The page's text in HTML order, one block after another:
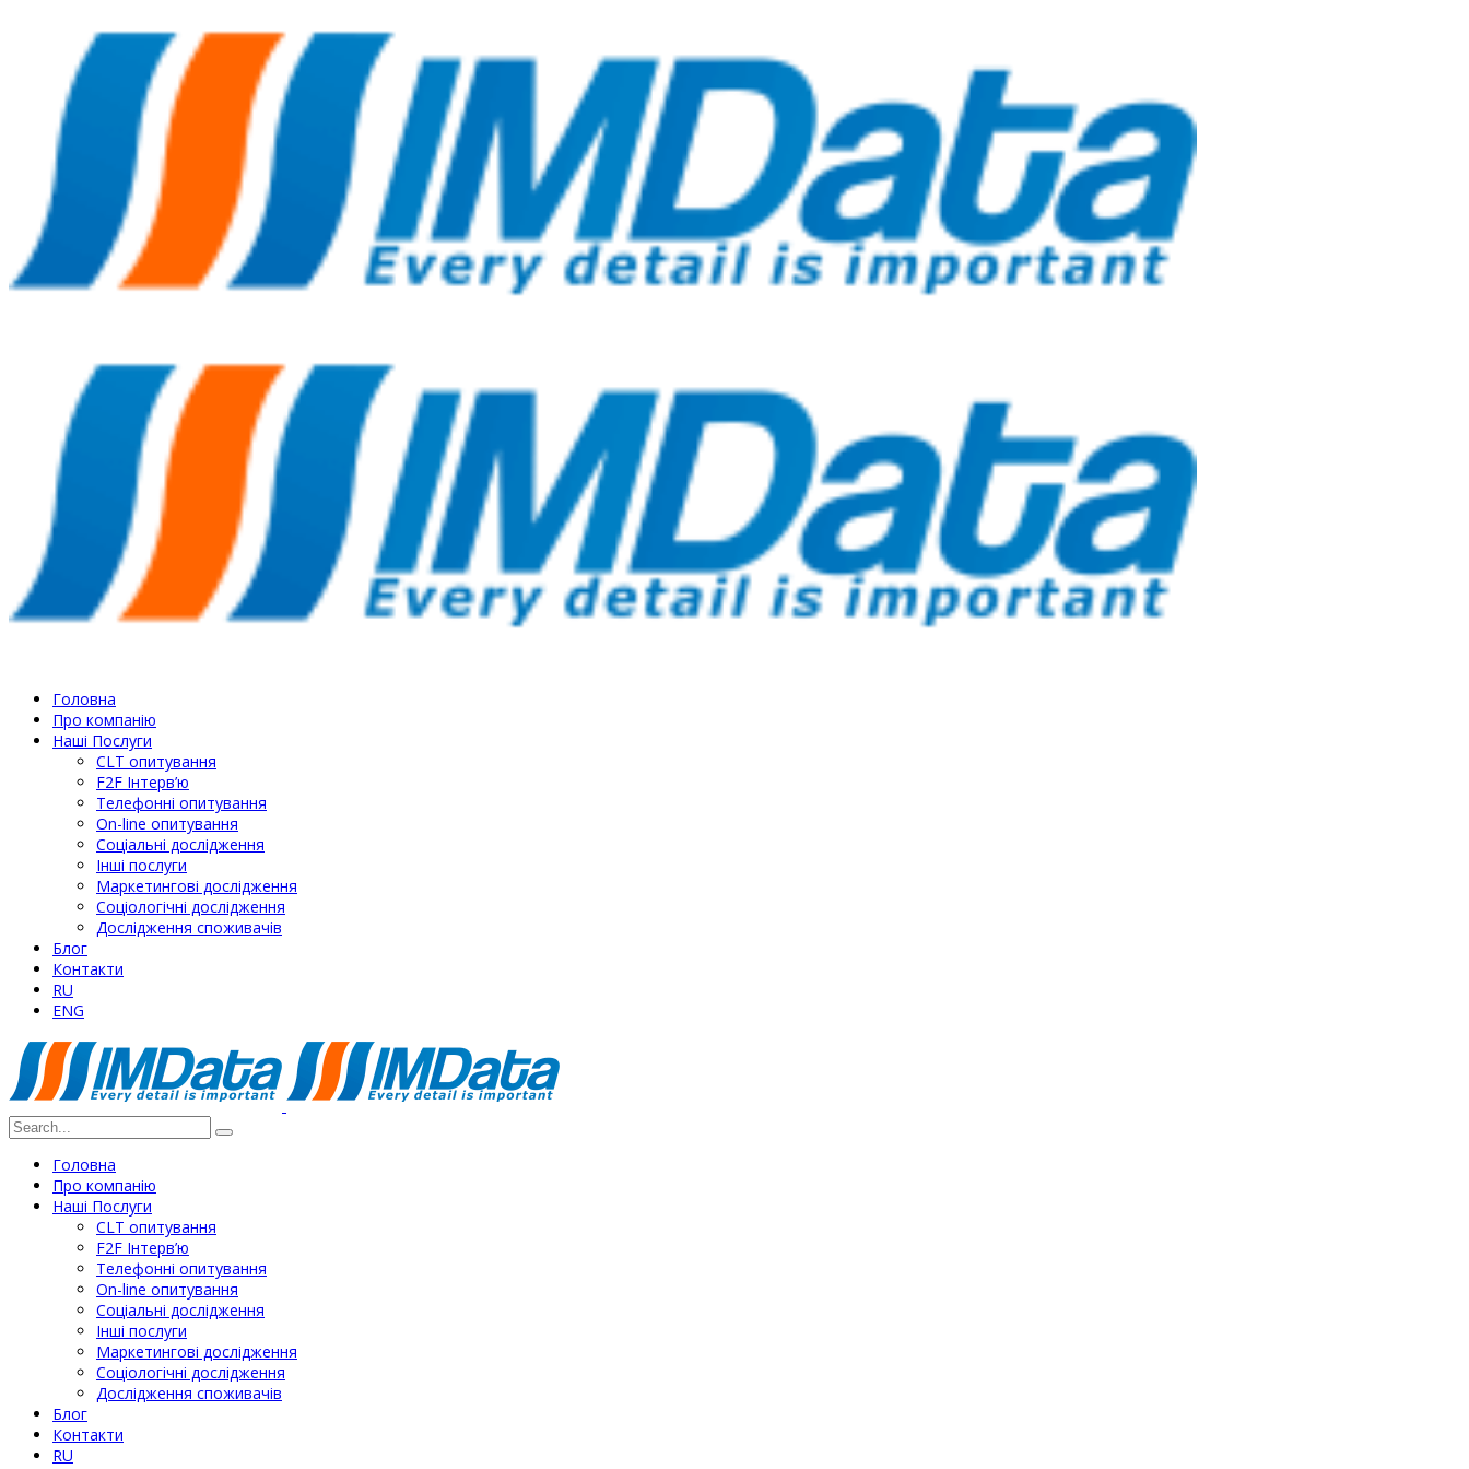
Головна
Про компанію
Наші Послуги
СLT опитування
F2F Інтерв’ю
Телефонні опитування
On-line опитування
Соціальні дослідження
Інші послуги
Маркетингові дослідження
Соціологічні дослідження
Дослідження споживачів
Блог
Контакти
RU
ENG
Головна
Про компанію
Наші Послуги
СLT опитування
F2F Інтерв’ю
Телефонні опитування
On-line опитування
Соціальні дослідження
Інші послуги
Маркетингові дослідження
Соціологічні дослідження
Дослідження споживачів
Блог
Контакти
RU